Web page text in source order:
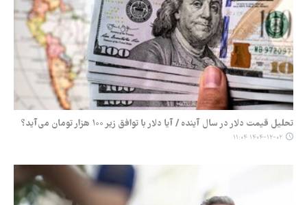
تحلیل قیمت دلار در سال آینده / آیا دلار با توافق زیر ۱۰۰ هزار تومان می‌آید؟
۱۴۰۴-۱۲-۰۲ ۱۱:۰۴